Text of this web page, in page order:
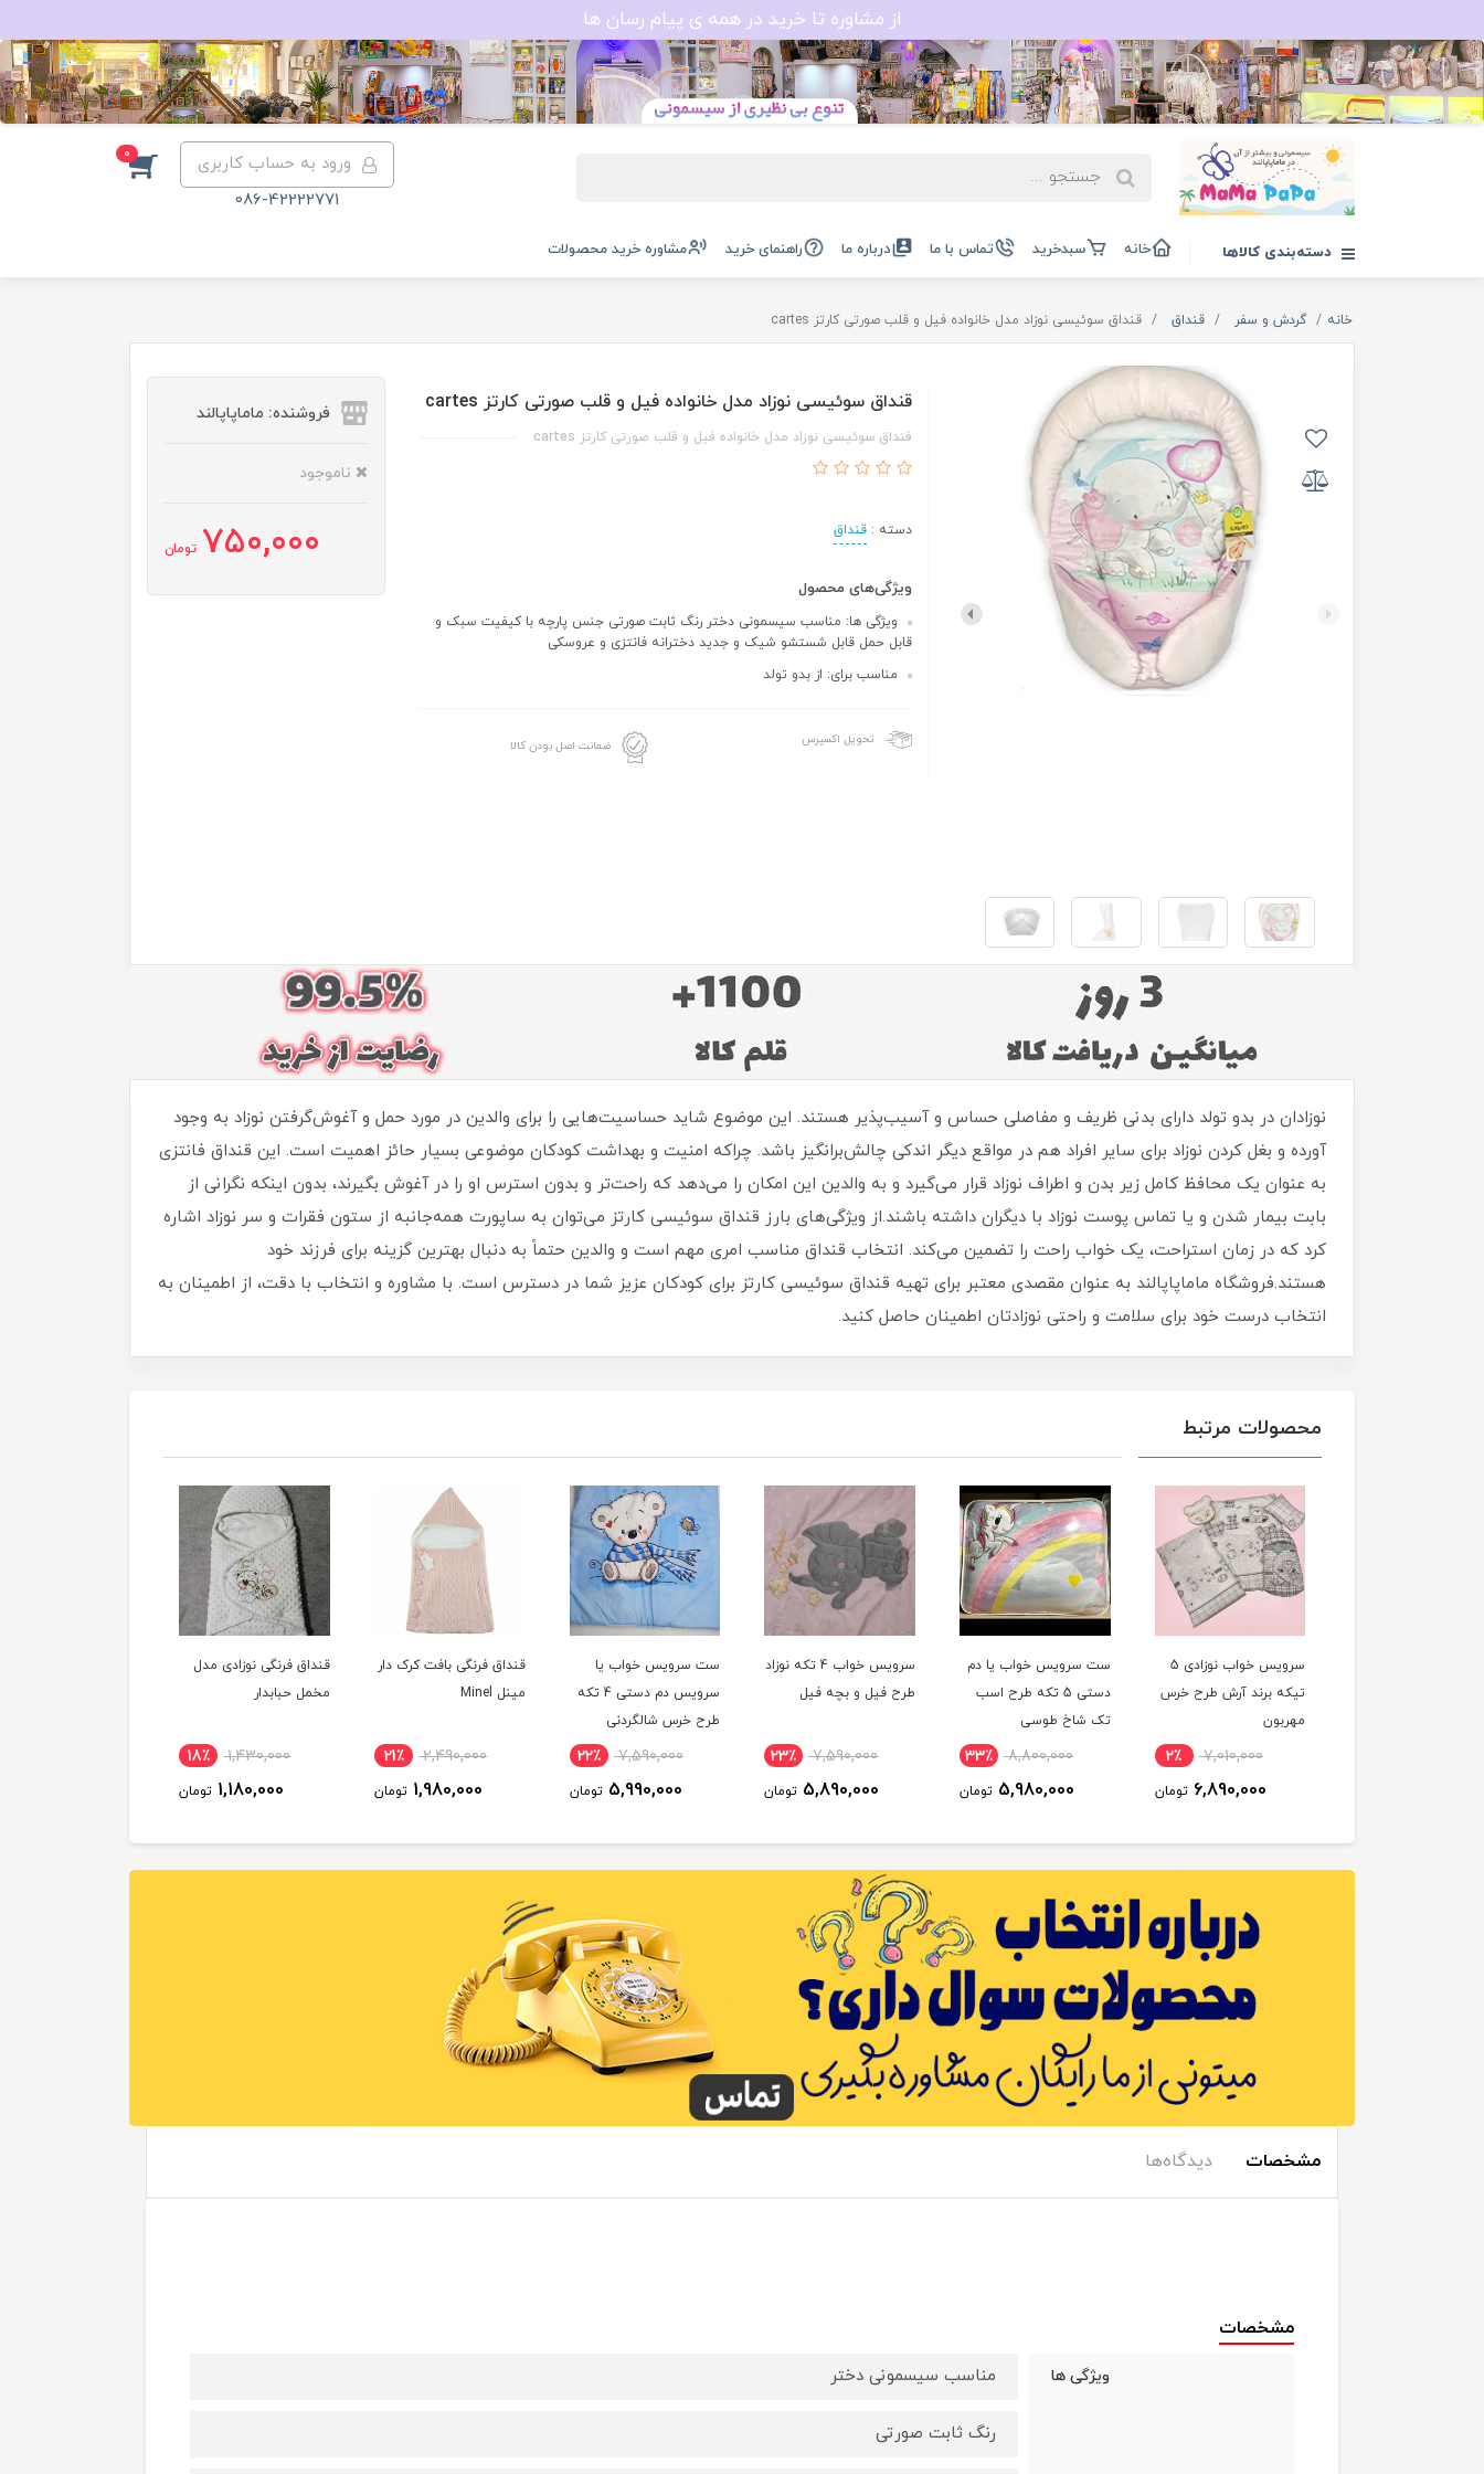
از مشاوره تا خرید در همه ی پیام رسان ها
ورود به حساب کاربری
086-42222771
0
دسته‌بندی کالاها خانه سبدخرید تماس با ما درباره ما راهنمای خرید مشاوره خرید محصولات
خانه گردش و سفر قنداق قنداق سوئیسی نوزاد مدل خانواده فیل و قلب صورتی کارتز cartes
قنداق سوئیسی نوزاد مدل خانواده فیل و قلب صورتی کارتز cartes
قنداق سوئیسی نوزاد مدل خانواده فیل و قلب صورتی کارتز cartes
دسته :قنداق
ویژگی‌های محصول
ویژگی ها: مناسب سیسمونی دختر رنگ ثابت صورتی جنس پارچه با کیفیت سبک و
قابل حمل قابل شستشو شیک و جدید دخترانه فانتزی و عروسکی
مناسب برای: از بدو تولد
تحویل اکسپرس ضمانت اصل بودن کالا
فروشنده: ماماپاپالند
ناموجود
750,000 تومان
نوزادان در بدو تولد دارای بدنی ظریف و مفاصلی حساس و آسیب‌پذیر هستند. این موضوع شاید حساسیت‌هایی را برای والدین در مورد حمل و آغوش‌گرفتن نوزاد به وجود
آورده و بغل کردن نوزاد برای سایر افراد هم در مواقع دیگر اندکی چالش‌برانگیز باشد. چراکه امنیت و بهداشت کودکان موضوعی بسیار حائز اهمیت است. این قنداق فانتزی
به عنوان یک محافظ کامل زیر بدن و اطراف نوزاد قرار می‌گیرد و به والدین این امکان را می‌دهد که راحت‌تر و بدون استرس او را در آغوش بگیرند، بدون اینکه نگرانی از
بابت بیمار شدن و یا تماس پوست نوزاد با دیگران داشته باشند.از ویژگی‌های بارز قنداق سوئیسی کارتز می‌توان به ساپورت همه‌جانبه از ستون فقرات و سر نوزاد اشاره
کرد که در زمان استراحت، یک خواب راحت را تضمین می‌کند. انتخاب قنداق مناسب امری مهم است و والدین حتماً به دنبال بهترین گزینه برای فرزند خود
هستند.فروشگاه ماماپاپالند به عنوان مقصدی معتبر برای تهیه قنداق سوئیسی کارتز برای کودکان عزیز شما در دسترس است. با مشاوره و انتخاب با دقت، از اطمینان به
انتخاب درست خود برای سلامت و راحتی نوزادتان اطمینان حاصل کنید.
محصولات مرتبط
سرویس خواب نوزادی 5
تیکه برند آرش طرح خرس
مهربون
7,010,000 2٪
6,890,000 تومان
ست سرویس خواب یا دم
دستی 5 تکه طرح اسب
تک شاخ طوسی
8,800,000 33٪
5,980,000 تومان
سرویس خواب 4 تکه نوزاد
طرح فیل و بچه فیل
7,590,000 23٪
5,890,000 تومان
ست سرویس خواب یا
سرویس دم دستی 4 تکه
طرح خرس شالگردنی
7,590,000 22٪
5,990,000 تومان
قنداق فرنگی بافت کرک دار
مينل Minel
2,490,000 21٪
1,980,000 تومان
قنداق فرنگی نوزادی مدل
مخمل حبابدار
1,430,000 18٪
1,180,000 تومان
مشخصات دیدگاه‌ها
مشخصات
ویژگی ها مناسب سیسمونی دختر
رنگ ثابت صورتی